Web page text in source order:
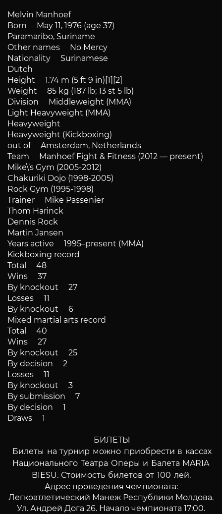
Melvin Manhoef
Born May 11, 1976 (age 37)
Paramaribo, Suriname
Other names No Mercy
Nationality Surinamese
Dutch
Height 1.74 m (5 ft 9 in)[1][2]
Weight 85 kg (187 lb; 13 st 5 lb)
Division Middleweight (MMA)
Light Heavyweight (MMA)
Heavyweight
Heavyweight (Kickboxing)
out of Amsterdam, Netherlands
Team Manhoef Fight & Fitness (2012 — present)
Mike\’s Gym (2005-2012)
Chakuriki Dojo (1998-2005)
Rock Gym (1995-1998)
Trainer Mike Passenier
Thom Harinck
Dennis Rock
Martin Jansen
Years active 1995–present (MMA)
Kickboxing record
Total 48
Wins 37
By knockout 27
Losses 11
By knockout 6
Mixed martial arts record
Total 40
Wins 27
By knockout 25
By decision 2
Losses 11
By knockout 3
By submission 7
By decision 1
Draws 1
БИЛЕТЫ
Билеты на турнир можно приобрести в кассах
Национального Театра Оперы и Балета MARIA
BIESU. Стоимость билетов от 100 лей.
Адрес проведения чемпионата:
Легкоатлетический Манеж Республики Молдова.
Ул. Андрей Дога 26. Начало чемпионата 17:00.